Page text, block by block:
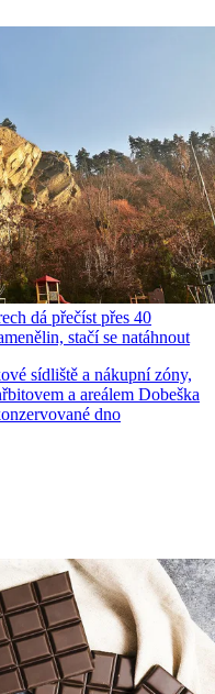
dá přečíst přes 40
stačí se natáhnout
sídliště a nákupní zóny,
a areálem Dobeška
dno